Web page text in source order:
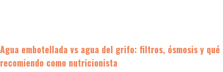
Agua embotellada vs agua del grifo: filtros, ósmosis y qué
recomiendo como nutricionista